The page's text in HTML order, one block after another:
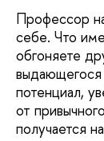
Профессор
себе. Что
обгоняете
выдающегося
потенциал,
от
получается